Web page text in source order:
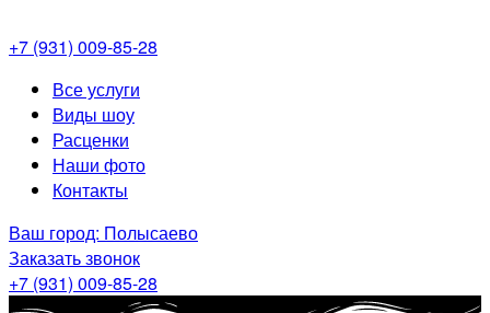
+7 (931) 009-85-28
МенюВсе услуги
Виды шоу
Расценки
Наши фото
Контакты
Ваш город: Полысаево
Заказать звонок
+7 (931) 009-85-28